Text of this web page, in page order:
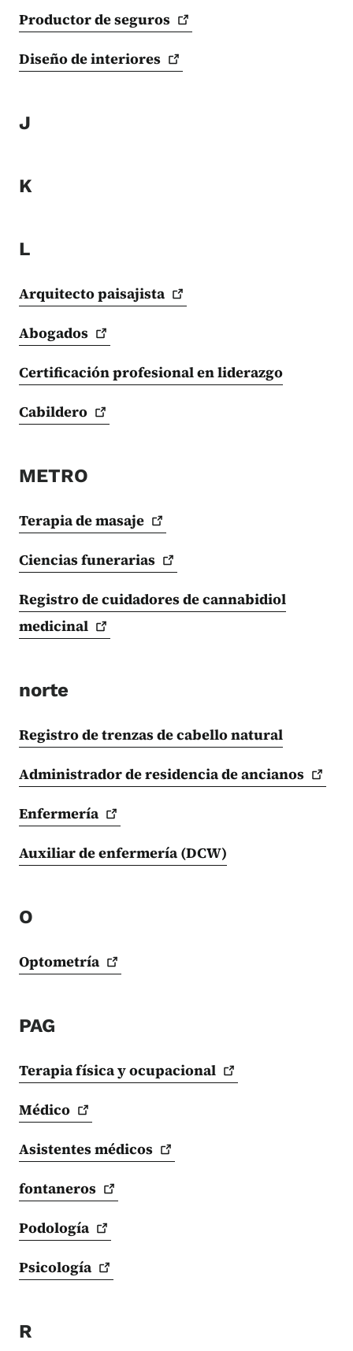
Productor deseguros
Diseño deinteriores
J
K
L
Arquitectopaisajista
Abogados
Certificación profesional en liderazgo
Cabildero
METRO
Terapia demasaje
Cienciasfunerarias
Registro de cuidadores de cannabidiol
medicinal
norte
Registro de trenzas de cabello natural
Administrador de residencia deancianos
Enfermería
Auxiliar de enfermería (DCW)
O
Optometría
PAG
Terapia física yocupacional
Médico
Asistentesmédicos
fontaneros
Podología
Psicología
R